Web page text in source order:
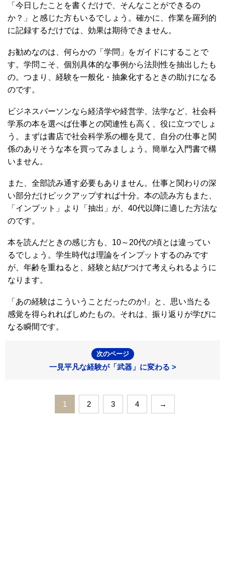
「今日したことを書くだけで、そんなことができるの
か？」と感じた方もいるでしょう。確かに、作業を羅列的
に記録するだけでは、効果は期待できません。
お勧めなのは、何らかの「学問」をガイドにすることで
す。学問こそ、個別具体的な事例から法則性を抽出したも
の。つまり、経験を一般化・抽象化するときの助けになる
のです。
ビジネスパーソンなら経済学や経営学、法学など、社会科
学系の本を選べば仕事との関連性も高く、役に立つでしょ
う。まずは書店で社会科学系の棚を見て、自分の仕事と関
係のありそうな本を買ってみましょう。簡単な入門書で構
いません。
また、全部読み通す必要もありません。仕事と関わりの深
い部分だけピックアップすれば十分。本の読み方もまた、
「インプット」より「抽出」が、40代以降に適した方法な
のです。
本を読んだときの感じ方も、10～20代の頃とは違ってい
るでしょう。学生時代は理論をインプットするのみです
が、年齢を重ねると、経験と結びつけて考えられるように
なります。
「あの経験はこういうことだったのか!」と、思い当たる
感覚を得られればしめたもの。それは、振り返りが学びに
なる瞬間です。
次のページ
一見平凡な経験が「武器」に変わる >
1 2 3 4 →